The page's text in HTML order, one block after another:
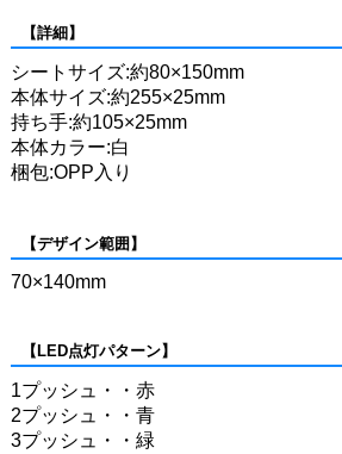
【詳細】
シートサイズ:約80×150mm
本体サイズ:約255×25mm
持ち手:約105×25mm
本体カラー:白
梱包:OPP入り
【デザイン範囲】
70×140mm
【LED点灯パターン】
1プッシュ・・赤
2プッシュ・・青
3プッシュ・・緑